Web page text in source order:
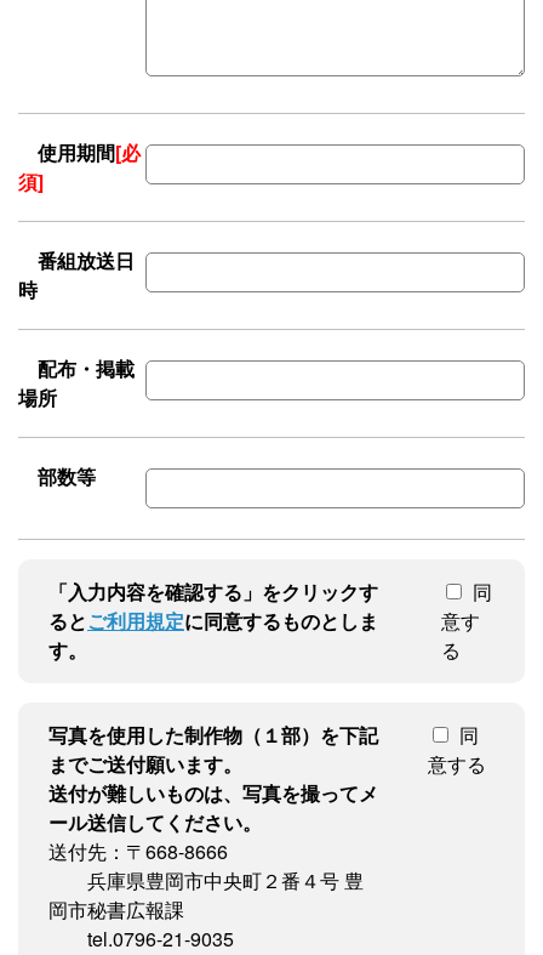
使用期間[必
須]
番組放送日
時
配布・掲載
場所
部数等
「入力内容を確認する」をクリックす
るとご利用規定に同意するものとしま
す。
同
意す
る
写真を使用した制作物（１部）を下記
までご送付願います。
送付が難しいものは、写真を撮ってメ
ール送信してください。
送付先：〒668-8666
兵庫県豊岡市中央町２番４号 豊
岡市秘書広報課
tel.0796-21-9035
同
意する